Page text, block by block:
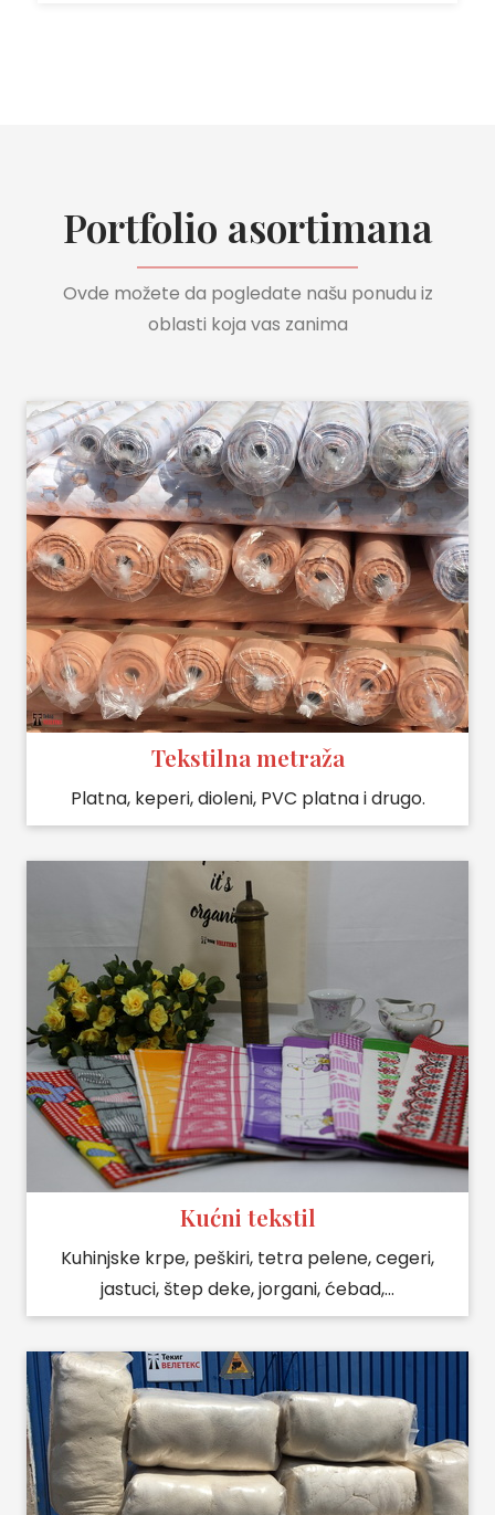
Portfolio asortimana
Ovde možete da pogledate našu ponudu iz
oblasti koja vas zanima
Tekstilna metraža
Platna, keperi, dioleni, PVC platna i drugo.
Kućni tekstil
Kuhinjske krpe, peškiri, tetra pelene, cegeri,
jastuci, štep deke, jorgani, ćebad,…